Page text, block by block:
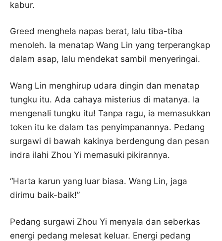
kabur.
Greed menghela napas berat, lalu tiba-tiba
menoleh. Ia menatap Wang Lin yang terperangkap
dalam asap, lalu mendekat sambil menyeringai.
Wang Lin menghirup udara dingin dan menatap
tungku itu. Ada cahaya misterius di matanya. Ia
mengenali tungku itu! Tanpa ragu, ia memasukkan
token itu ke dalam tas penyimpanannya. Pedang
surgawi di bawah kakinya berdengung dan pesan
indra ilahi Zhou Yi memasuki pikirannya.
“Harta karun yang luar biasa. Wang Lin, jaga
dirimu baik-baik!”
Pedang surgawi Zhou Yi menyala dan seberkas
energi pedang melesat keluar. Energi pedang